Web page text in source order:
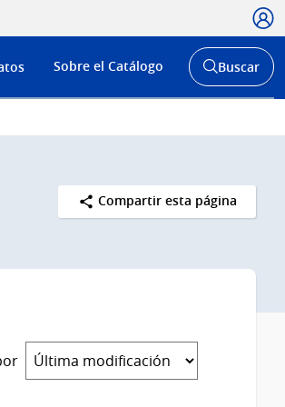
Menú
de
Sobre el Catálogo
Abrir
buscador
Buscar
Compartir esta página